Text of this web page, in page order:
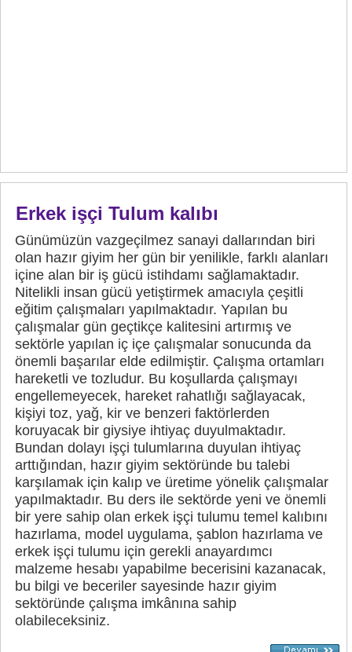
Erkek işçi Tulum kalıbı
Günümüzün vazgeçilmez sanayi dallarından biri
olan hazır giyim her gün bir yenilikle, farklı alanları
içine alan bir iş gücü istihdamı sağlamaktadır.
Nitelikli insan gücü yetiştirmek amacıyla çeşitli
eğitim çalışmaları yapılmaktadır. Yapılan bu
çalışmalar gün geçtikçe kalitesini artırmış ve
sektörle yapılan iç içe çalışmalar sonucunda da
önemli başarılar elde edilmiştir. Çalışma ortamları
hareketli ve tozludur. Bu koşullarda çalışmayı
engellemeyecek, hareket rahatlığı sağlayacak,
kişiyi toz, yağ, kir ve benzeri faktörlerden
koruyacak bir giysiye ihtiyaç duyulmaktadır.
Bundan dolayı işçi tulumlarına duyulan ihtiyaç
arttığından, hazır giyim sektöründe bu talebi
karşılamak için kalıp ve üretime yönelik çalışmalar
yapılmaktadır. Bu ders ile sektörde yeni ve önemli
bir yere sahip olan erkek işçi tulumu temel kalıbını
hazırlama, model uygulama, şablon hazırlama ve
erkek işçi tulumu için gerekli anayardımcı
malzeme hesabı yapabilme becerisini kazanacak,
bu bilgi ve beceriler sayesinde hazır giyim
sektöründe çalışma imkânına sahip
olabileceksiniz.